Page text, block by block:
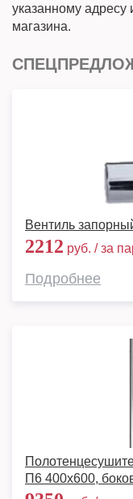
указанному
магазина.
Вентиль
2212 руб. / за
Подробнее
П6 400х600,